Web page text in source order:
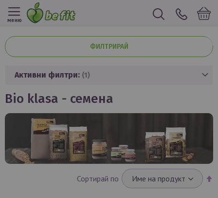
меню
bio klasa - семена
Сортирай по
ФИЛТРИРАЙ
Активни филтри: